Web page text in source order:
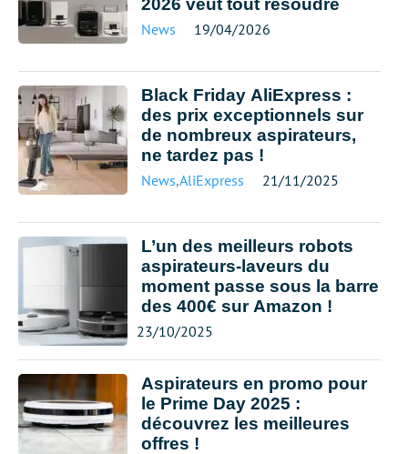
2026 veut tout résoudre
News 19/04/2026
Black Friday AliExpress :
des prix exceptionnels sur
de nombreux aspirateurs,
ne tardez pas !
News,AliExpress 21/11/2025
L’un des meilleurs robots
aspirateurs-laveurs du
moment passe sous la barre
des 400€ sur Amazon !
23/10/2025
Aspirateurs en promo pour
le Prime Day 2025 :
découvrez les meilleures
offres !